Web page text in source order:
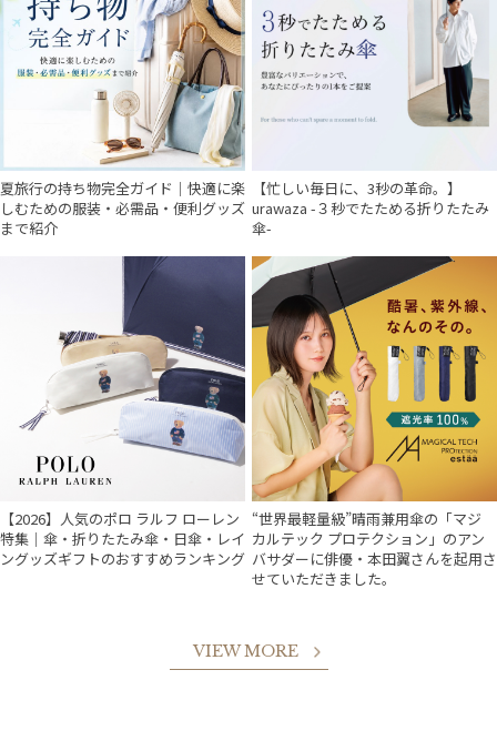
夏旅行の持ち物完全ガイド｜快適に楽
しむための服装・必需品・便利グッズ
まで紹介
【忙しい毎日に、3秒の革命。】
urawaza -３秒でたためる折りたたみ
傘-
【2026】人気のポロ ラルフ ローレン
特集｜傘・折りたたみ傘・日傘・レイ
ングッズギフトのおすすめランキング
“世界最軽量級”晴雨兼用傘の「マジ
カルテック プロテクション」のアン
バサダーに俳優・本田翼さんを起用さ
せていただきました。
VIEW MORE